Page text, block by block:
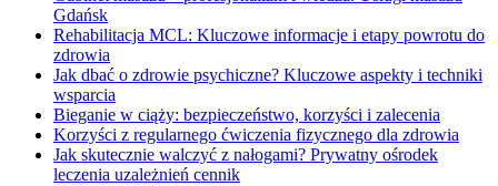
Gdańsk
Rehabilitacja MCL: Kluczowe informacje i etapy powrotu do
zdrowia
Jak dbać o zdrowie psychiczne? Kluczowe aspekty i techniki
wsparcia
Bieganie w ciąży: bezpieczeństwo, korzyści i zalecenia
Korzyści z regularnego ćwiczenia fizycznego dla zdrowia
Jak skutecznie walczyć z nałogami? Prywatny ośrodek
leczenia uzależnień cennik